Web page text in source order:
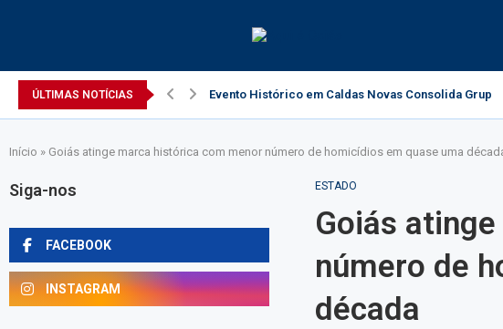
ÚLTIMAS NOTÍCIAS Evento Histórico em Caldas Novas Consolida Grupo
Início » Goiás atinge marca histórica com menor número de homicídios em quase uma
ESTADO
Goiás
número de
década
Siga-nos
FACEBOOK
INSTAGRAM